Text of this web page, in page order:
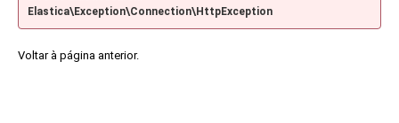
Elastica\Exception\Connection\HttpException
Voltar à página anterior.